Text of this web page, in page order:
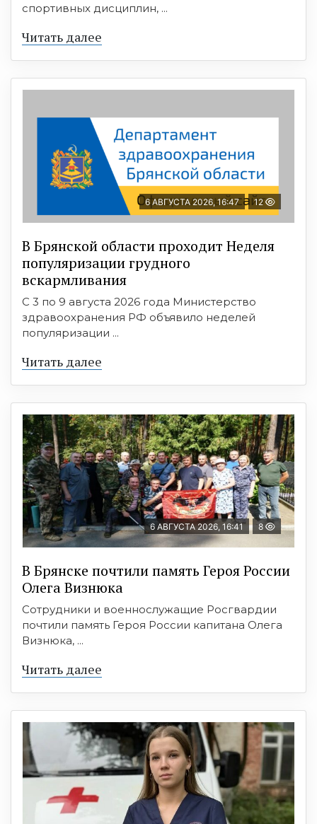
спортивных дисциплин, ...
Читать далее
6 АВГУСТА 2026, 16:47 12
В Брянской области проходит Неделя
популяризации грудного
вскармливания
С 3 по 9 августа 2026 года Министерство
здравоохранения РФ объявило неделей
популяризации ...
Читать далее
6 АВГУСТА 2026, 16:41 8
В Брянске почтили память Героя России
Олега Визнюка
Сотрудники и военнослужащие Росгвардии
почтили память Героя России капитана Олега
Визнюка, ...
Читать далее